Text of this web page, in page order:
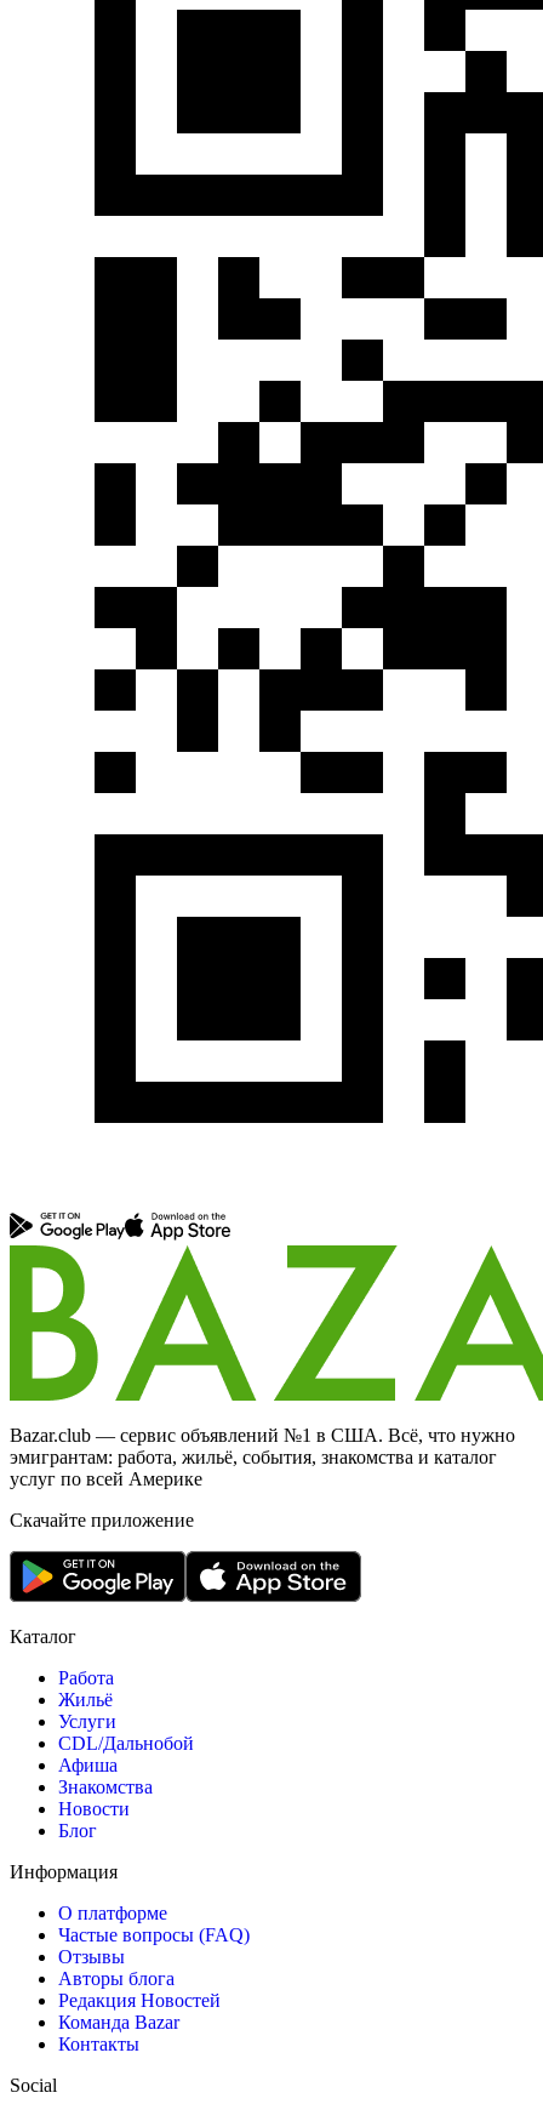
Bazar.club — сервис объявлений №1 в США. Всё, что нужно
эмигрантам: работа, жильё, события, знакомства и каталог
услуг по всей Америке
Скачайте приложение
Каталог
Работа
Жильё
Услуги
CDL/Дальнобой
Афиша
Знакомства
Новости
Блог
Информация
О платформе
Частые вопросы (FAQ)
Отзывы
Авторы блога
Редакция Новостей
Команда Bazar
Контакты
Social